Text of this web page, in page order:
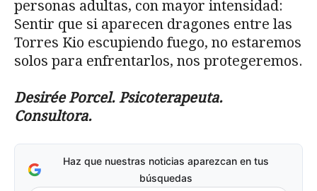
personas adultas, con mayor intensidad:
Sentir que si aparecen dragones entre las
Torres Kio escupiendo fuego, no estaremos
solos para enfrentarlos, nos protegeremos.
Desirée Porcel. Psicoterapeuta.
Consultora.
Haz que nuestras noticias aparezcan en tus
búsquedas